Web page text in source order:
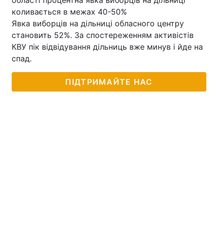
коливається в межах 40-50%
Явка виборців на дільниці обласного центру
становить 52%. За спостереженням активістів
КВУ пік відвідування дільниць вже минув і йде на
спад.
ПІДТРИМАЙТЕ НАС